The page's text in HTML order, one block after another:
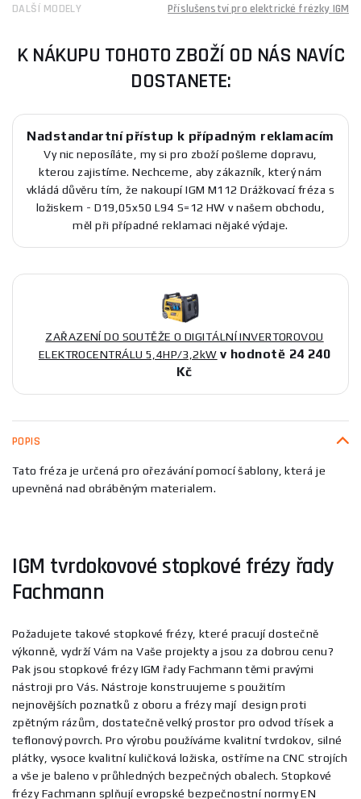
DALŠÍ MODELY Příslušenství pro elektrické frézky IGM
K NÁKUPU TOHOTO ZBOŽÍ OD NÁS NAVÍC
DOSTANETE:
Nadstandartní přístup k případným reklamacím
Vy nic neposíláte, my si pro zboží pošleme dopravu,
kterou zajistíme. Nechceme, aby zákazník, který nám
vkládá důvěru tím, že nakoupí IGM M112 Drážkovací fréza s
ložiskem - D19,05x50 L94 S=12 HW v našem obchodu,
měl při případné reklamaci nějaké výdaje.
ZAŘAZENÍ DO SOUTĚŽE O DIGITÁLNÍ INVERTOROVOU
ELEKTROCENTRÁLU 5,4HP/3,2kW v hodnotě 24 240
Kč
POPIS
Tato fréza je určená pro ořezávání pomocí šablony, která je
upevněná nad obráběným materialem.
IGM tvrdokovové stopkové frézy řady
Fachmann
Požadujete takové stopkové frézy, které pracují dostečně
výkonně, vydrží Vám na Vaše projekty a jsou za dobrou cenu?
Pak jsou stopkové frézy IGM řady Fachmann těmi pravými
nástroji pro Vás. Nástroje konstruujeme s použitím
nejnovějších poznatků z oboru a frézy mají design proti
zpětným rázům, dostatečně velký prostor pro odvod třísek a
teflonový povrch. Pro výrobu používáme kvalitní tvrdokov, silné
plátky, vysoce kvalitní kuličková ložiska, ostříme na CNC strojích
a vše je baleno v průhledných bezpečných obalech. Stopkové
frézy Fachmann splňují evropské bezpečnostní normy EN